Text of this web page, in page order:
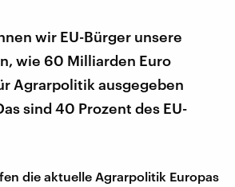
wir EU-Bürger unsere
wie 60 Milliarden Euro
Agrarpolitik ausgegeben
sind 40 Prozent des EU-
die aktuelle Agrarpolitik Europas